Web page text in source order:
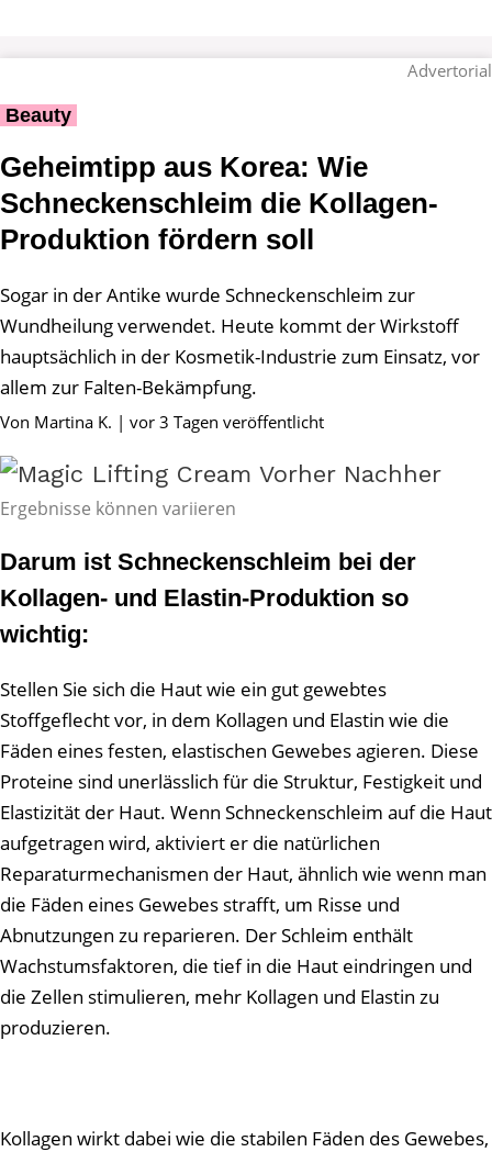
Advertorial
Beauty
Geheimtipp aus Korea: Wie
Schneckenschleim die Kollagen-
Produktion fördern soll
Sogar in der Antike wurde Schneckenschleim zur
Wundheilung verwendet. Heute kommt der Wirkstoff
hauptsächlich in der Kosmetik-Industrie zum Einsatz, vor
allem zur Falten-Bekämpfung.
Von Martina K. | vor 3 Tagen veröffentlicht
Ergebnisse können variieren
Darum ist Schneckenschleim bei der
Kollagen- und Elastin-Produktion so
wichtig:
Stellen Sie sich die Haut wie ein gut gewebtes
Stoffgeflecht vor, in dem Kollagen und Elastin wie die
Fäden eines festen, elastischen Gewebes agieren. Diese
Proteine sind unerlässlich für die Struktur, Festigkeit und
Elastizität der Haut. Wenn Schneckenschleim auf die Haut
aufgetragen wird, aktiviert er die natürlichen
Reparaturmechanismen der Haut, ähnlich wie wenn man
die Fäden eines Gewebes strafft, um Risse und
Abnutzungen zu reparieren. Der Schleim enthält
Wachstumsfaktoren, die tief in die Haut eindringen und
die Zellen stimulieren, mehr Kollagen und Elastin zu
produzieren.
Kollagen wirkt dabei wie die stabilen Fäden des Gewebes,